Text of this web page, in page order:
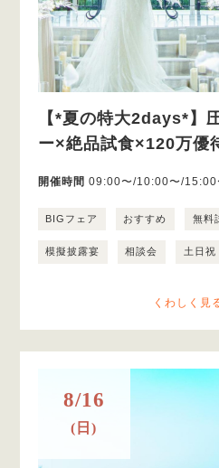
【*夏の特大2days*】
ー×絶品試食×120万優
開催時間 09:00〜/10:00〜/
BIGフェア おすすめ 無料
模擬披露宴 相談会 土日祝
くわしく見
8/16
(日)